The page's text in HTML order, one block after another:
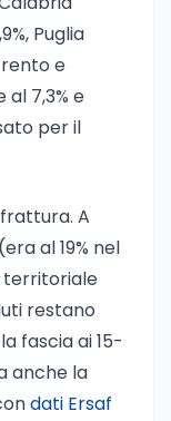
Puglia
e
7,3% e
per il
A
al 19% nel
territoriale
restano
fascia ai 15-
anche la
dati Ersaf